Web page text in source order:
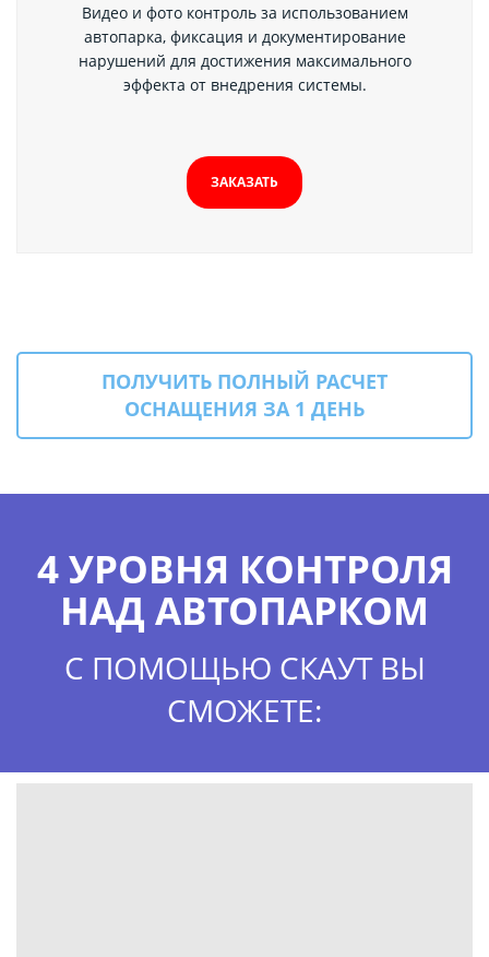
Видео и фото контроль за использованием
автопарка, фиксация и документирование
нарушений для достижения максимального
эффекта от внедрения системы.
ЗАКАЗАТЬ
ПОЛУЧИТЬ ПОЛНЫЙ РАСЧЕТ
ОСНАЩЕНИЯ ЗА 1 ДЕНЬ
4 УРОВНЯ КОНТРОЛЯ
НАД АВТОПАРКОМ
С ПОМОЩЬЮ СКАУТ ВЫ
СМОЖЕТЕ: